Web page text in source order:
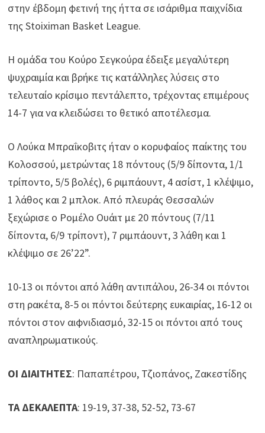
στην έβδομη φετινή της ήττα σε ισάριθμα παιχνίδια
της Stoiximan Basket League.
Η ομάδα του Κούρο Σεγκούρα έδειξε μεγαλύτερη
ψυχραιμία και βρήκε τις κατάλληλες λύσεις στο
τελευταίο κρίσιμο πεντάλεπτο, τρέχοντας επιμέρους
14-7 για να κλειδώσει το θετικό αποτέλεσμα.
Ο Λούκα Μπραΐκοβιτς ήταν ο κορυφαίος παίκτης του
Κολοσσού, μετρώντας 18 πόντους (5/9 δίποντα, 1/1
τρίποντο, 5/5 βολές), 6 ριμπάουντ, 4 ασίστ, 1 κλέψιμο,
1 λάθος και 2 μπλοκ. Από πλευράς Θεσσαλών
ξεχώρισε ο Ρομέλο Ουάιτ με 20 πόντους (7/11
δίποντα, 6/9 τρίποντ), 7 ριμπάουντ, 3 λάθη και 1
κλέψιμο σε 26’22”.
10-13 οι πόντοι από λάθη αντιπάλου, 26-34 οι πόντοι
στη ρακέτα, 8-5 οι πόντοι δεύτερης ευκαιρίας, 16-12 οι
πόντοι στον αιφνιδιασμό, 32-15 οι πόντοι από τους
αναπληρωματικούς.
ΟΙ ΔΙΑΙΤΗΤΕΣ: Παπαπέτρου, Τζιοπάνος, Ζακεστίδης
ΤΑ ΔΕΚΑΛΕΠΤΑ: 19-19, 37-38, 52-52, 73-67